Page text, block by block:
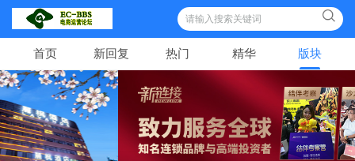
索
首页 新回复 热门 精华 版块